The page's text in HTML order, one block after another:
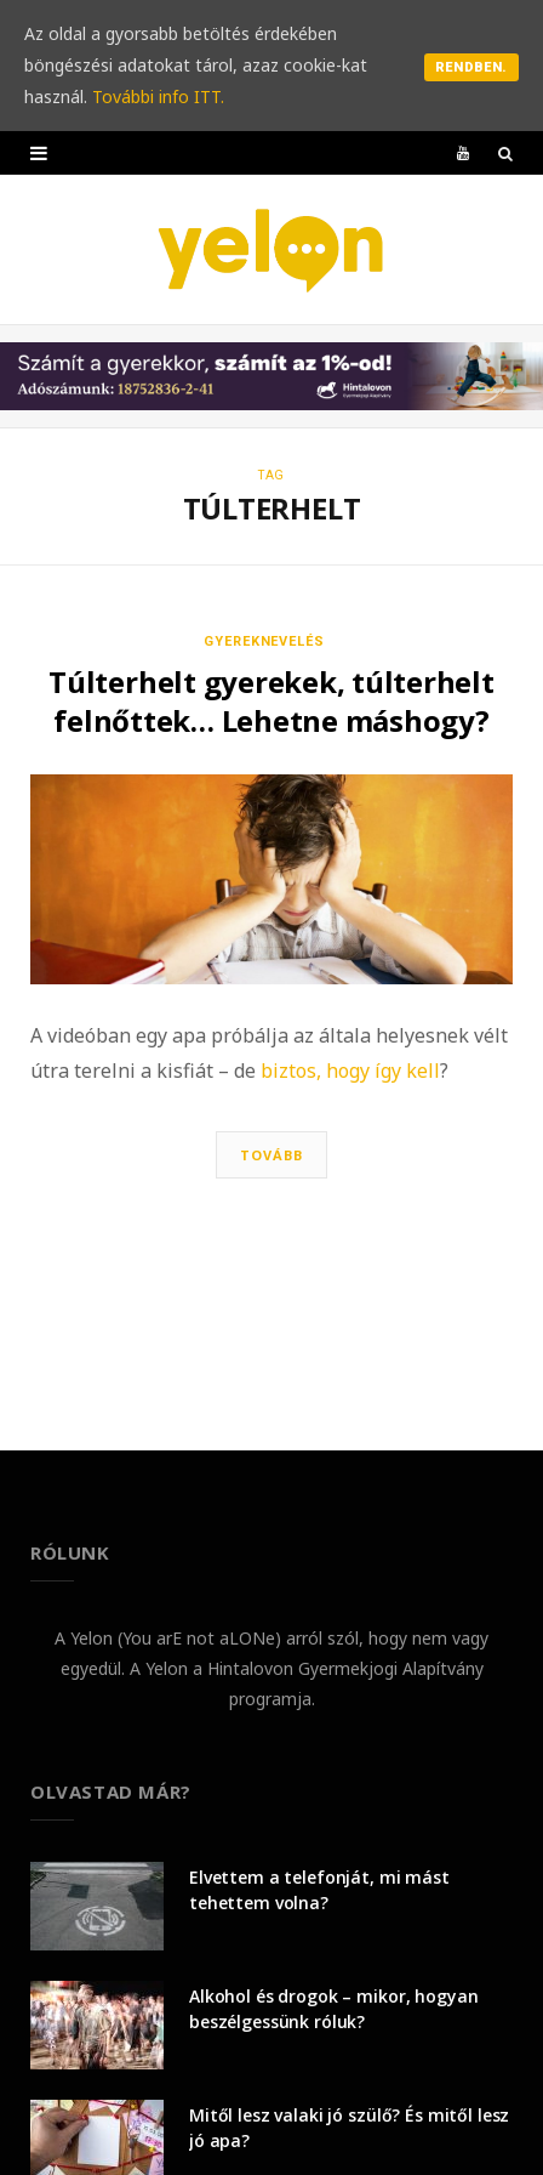
Y
u
b
e
TAG
TÚLTERHELT
GYEREKNEVELÉS
Túlterhelt gyerekek, túlterhelt
felnőttek… Lehetne máshogy?
A videóban egy apa próbálja az általa helyesnek vélt
útra terelni a kisfiát – de biztos, hogy így kell?
TOVÁBB
RÓLUNK
A Yelon (You arE not aLONe) arról szól, hogy nem vagy
egyedül. A Yelon a Hintalovon Gyermekjogi Alapítvány
programja.
OLVASTAD MÁR?
Elvettem a telefonját, mi mást
tehettem volna?
Alkohol és drogok – mikor, hogyan
beszélgessünk róluk?
Mitől lesz valaki jó szülő? És mitől lesz
jó apa?
Az oldal a gyorsabb betöltés érdekében
böngészési adatokat tárol, azaz cookie-kat
használ. További info ITT.
RENDBEN.